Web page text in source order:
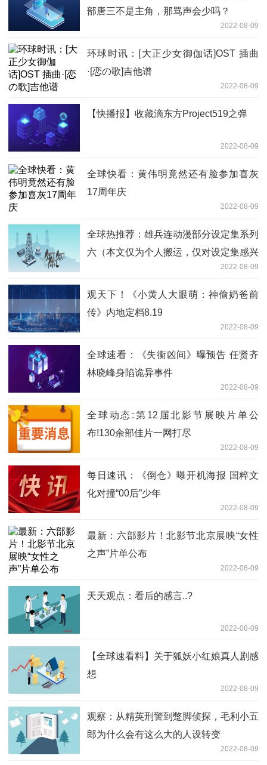
部唐三不是主角，那骂声会少吗？
2022-08-09
环球时讯：[大正少女御伽话]OST 插曲
·[恋の歌]吉他谱
2022-08-09
【快播报】收藏滴东方Project519之弹
2022-08-09
全球快看：黄伟明竟然还有脸参加喜灰
17周年庆
2022-08-09
全球热推荐：雄兵连动漫部分设定集系列
六（本文仅为个人搬运，仅对设定集感兴
2022-08-09
观天下！《小黄人大眼萌：神偷奶爸前
传》内地定档8.19
2022-08-09
全球速看：《失衡凶间》曝预告 任贤齐
林晓峰身陷诡异事件
2022-08-09
全球动态:第12届北影节展映片单公
布!130余部佳片一网打尽
2022-08-09
每日速讯：《倒仓》曝开机海报 国粹文
化对撞“00后”少年
2022-08-09
最新：六部影片！北影节北京展映“女性
之声”片单公布
2022-08-09
天天观点：看后的感言..?
2022-08-09
【全球速看料】关于狐妖小红娘真人剧感
想
2022-08-09
观察：从精英刑警到蹩脚侦探，毛利小五
郎为什么会有这么大的人设转变
2022-08-09